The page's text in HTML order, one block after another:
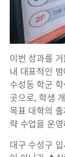
이번 성과를
내 대표적인
수성동 학군
곳으로, 학생
목표 대학의
략 수업을 운
대구 수성구